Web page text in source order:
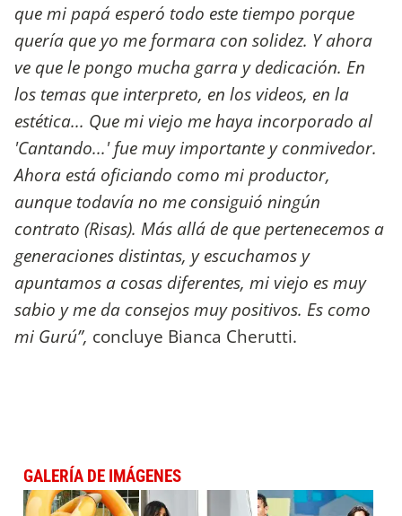
que mi papá esperó todo este tiempo porque
quería que yo me formara con solidez. Y ahora
ve que le pongo mucha garra y dedicación. En
los temas que interpreto, en los videos, en la
estética... Que mi viejo me haya incorporado al
'Cantando...' fue muy importante y conmivedor.
Ahora está oficiando como mi productor,
aunque todavía no me consiguió ningún
contrato (Risas). Más allá de que pertenecemos a
generaciones distintas, y escuchamos y
apuntamos a cosas diferentes, mi viejo es muy
sabio y me da consejos muy positivos. Es como
mi Gurú”, concluye Bianca Cherutti.
GALERÍA DE IMÁGENES